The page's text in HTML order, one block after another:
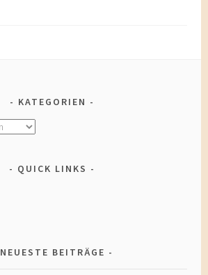
KATEGORIEN
QUICK LINKS
NEUESTE BEITRÄGE